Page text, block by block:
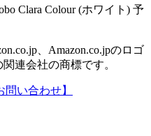
Clara Colour (ホワイト) 予
、Amazon.co.jpのロゴ
連会社の商標です。
い合わせ】